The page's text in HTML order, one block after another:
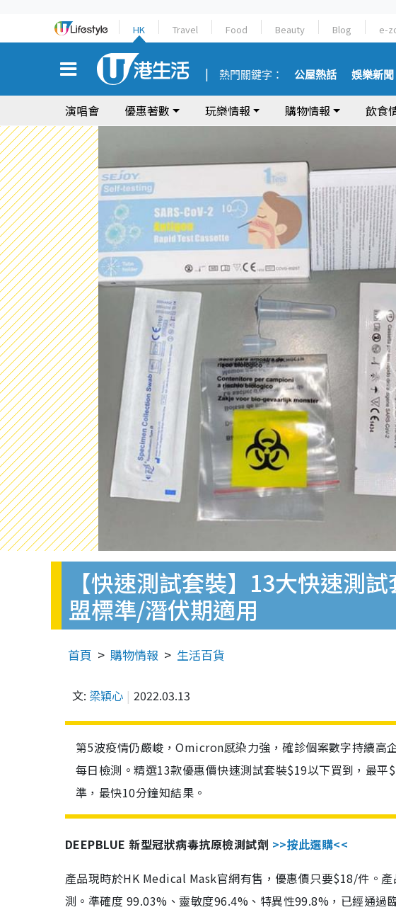
HK Travel Food Beauty Blog e-
熱門關鍵字： 公屋熱話 娛樂新聞
演唱會 優惠著數 玩樂情報 購物情報 飲食
【快速測試套裝】13大快速測
盟標準/潛伏期適用
首頁 購物情報 生活百貨
文: 梁穎心 2022.03.13
第5波疫情仍嚴峻，Omicron感染力強，確診個案數字持續高
每日檢測。精選13款優惠價快速測試套裝$19以下買到，最
準，最快10分鐘知結果。
DEEPBLUE 新型冠狀病毒抗原檢測試劑 >>按此選購<<
產品現時於HK Medical Mask官網有售，優惠價只要$18/件。
測。準確度 99.03%、靈敏度96.4%、特異性99.8%，已經通過